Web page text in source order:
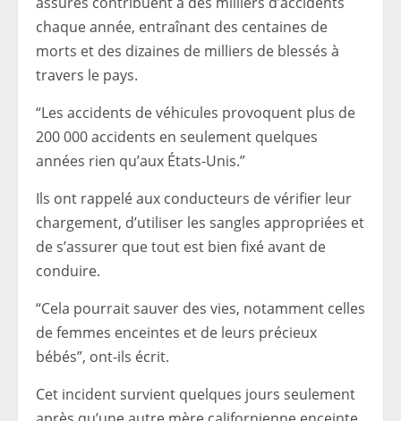
chaque année, entraînant des centaines de
morts et des dizaines de milliers de blessés à
travers le pays.
“Les accidents de véhicules provoquent plus de
200 000 accidents en seulement quelques
années rien qu’aux États-Unis.”
Ils ont rappelé aux conducteurs de vérifier leur
chargement, d’utiliser les sangles appropriées et
de s’assurer que tout est bien fixé avant de
conduire.
“Cela pourrait sauver des vies, notamment celles
de femmes enceintes et de leurs précieux
bébés”, ont-ils écrit.
Cet incident survient quelques jours seulement